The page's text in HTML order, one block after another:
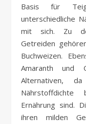
Basis für
unterschiedliche
mit sich. Zu
Getreiden
Buchweizen.
Amaranth und
Alternativen,
Ernährung sind.
ihren milden